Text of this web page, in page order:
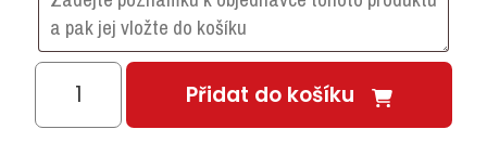
Jumbo
kastlík
Přidat do košíku